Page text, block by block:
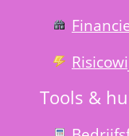
Tools &